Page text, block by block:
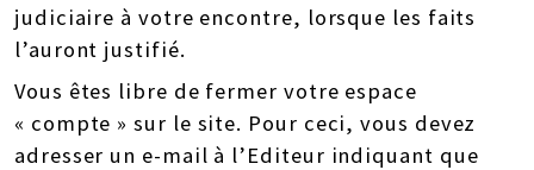
judiciaire à votre encontre, lorsque les faits
l’auront justifié.
Vous êtes libre de fermer votre espace
« compte » sur le site. Pour ceci, vous devez
adresser un e-mail à l’Editeur indiquant que